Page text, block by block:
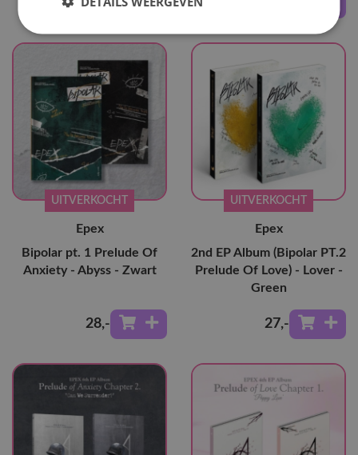
30,-
UITVERKOCHT
Epex
Bipolar pt. 1 Prelude Of
Anxiety - Abyss - Zwart
28,-
UITVERKOCHT
Epex
2nd EP Album (Bipolar PT.2
Prelude Of Love) - Lover -
Green
27,-